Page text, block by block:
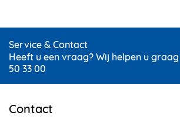
Service & Contact
Heeft u een vraag? Wij helpen u graag
50 33 00
Contact